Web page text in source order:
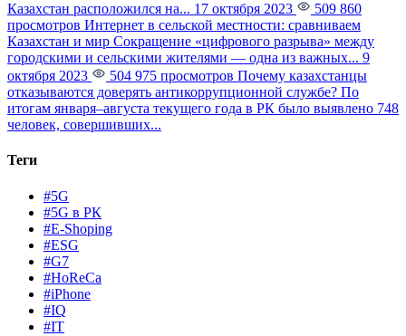
Казахстан расположился на... 17 октября 2023
509 860
просмотров Интернет в сельской местности: сравниваем
Казахстан и мир Сокращение «цифрового разрыва» между
городскими и сельскими жителями — одна из важных... 9
октября 2023
504 975 просмотров Почему казахстанцы
отказываются доверять антикоррупционной службе? По
итогам января–августа текущего года в РК было выявлено 748
человек, совершивших...
Теги
#5G
#5G в РК
#E-Shoping
#ESG
#G7
#HoReCa
#iPhone
#IQ
#IT